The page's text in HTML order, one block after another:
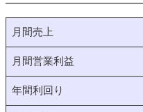
月間売上
月間営業利益
年間利回り